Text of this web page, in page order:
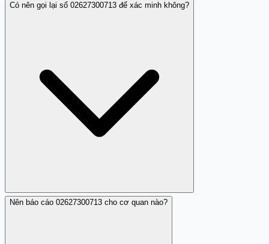
Thông tin cá nhân thu thập từ cuộc gọi 02627300713 có
có tổ chức nhằm tử lợi từ dữ liệu cá nhân của nạn nhân.
Có nên gọi lại số 02627300713 để xác minh không?
Không. Bạn tuyệt đối không nên gọi lại 02627300713.
Nên báo cáo 02627300713 cho cơ quan nào?